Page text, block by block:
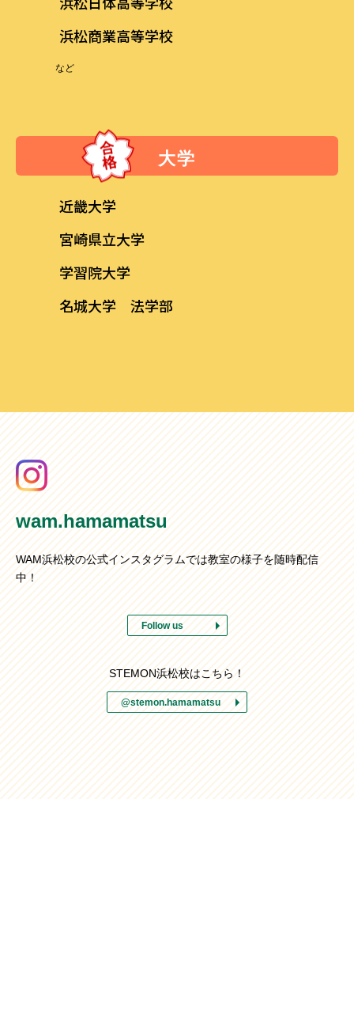
浜松商業高等学校
など
大学
近畿大学
宮崎県立大学
学習院大学
名城大学 法学部
wam.hamamatsu
WAM浜松校の公式インスタグラムでは教室の様子を随時配信
中！
Follow us
STEMON浜松校はこちら！
@stemon.hamamatsu